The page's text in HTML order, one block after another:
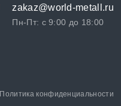
zakaz@world-metall.ru
Пн-Пт: с 9:00 до 18:00
Политика конфиденциальности